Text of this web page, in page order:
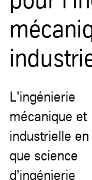
L'ingénierie
mécanique et
industrielle
que science
d'ingénierie